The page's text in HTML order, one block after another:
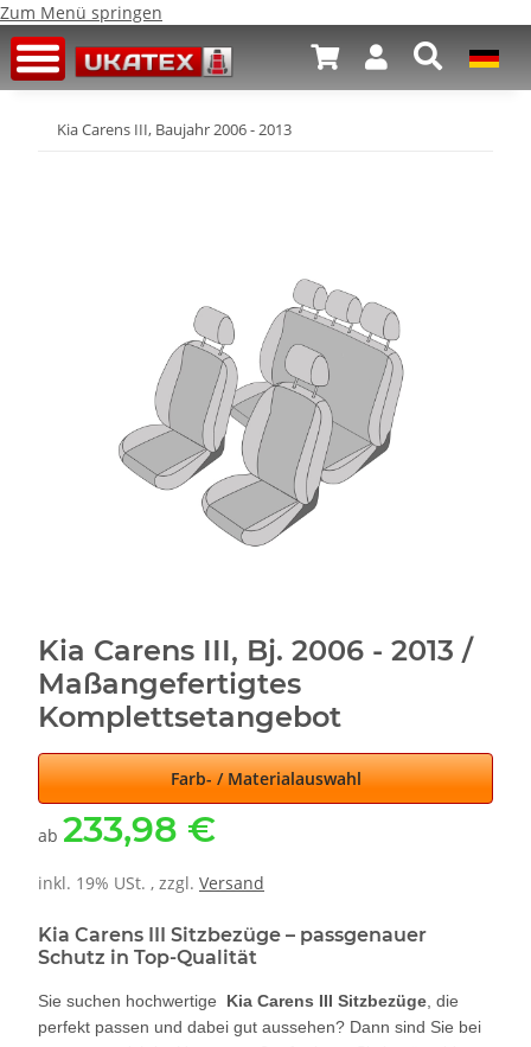
Zum Menü springen
Kia Carens III, Baujahr 2006 - 2013
Kia Carens III, Bj. 2006 - 2013 /
Maßangefertigtes
Komplettsetangebot
Farb- / Materialauswahl
ab 233,98 €
inkl. 19% USt. , zzgl. Versand
Kia Carens III Sitzbezüge – passgenauer
Schutz in Top-Qualität
Sie suchen hochwertige Kia Carens III Sitzbezüge , die
perfekt passen und dabei gut aussehen? Dann sind Sie bei